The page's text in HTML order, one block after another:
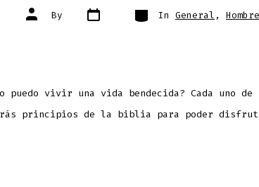
Post
author
By Post
date
Categories
In General ,
puedo vivir una vida bendecida? Cada uno
principios de la biblia para poder